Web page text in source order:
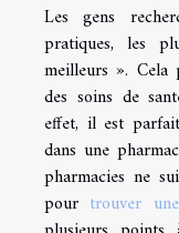
Les gens
pratiques, les
meilleurs ». Cela
des soins de
effet, il est
dans une
pharmacies ne
pour trouver